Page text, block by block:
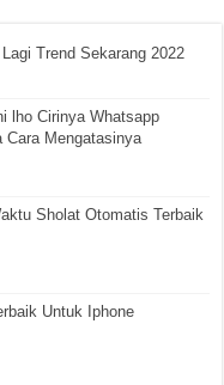
Trend Sekarang 2022
lho Cirinya Whatsapp
Cara Mengatasinya
Sholat Otomatis Terbaik
Untuk Iphone